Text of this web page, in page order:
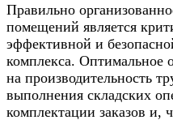
Правильно
помещений является
эффективной и
комплекса. Оптимальное
на производительность
выполнения складских
комплектации заказов и,